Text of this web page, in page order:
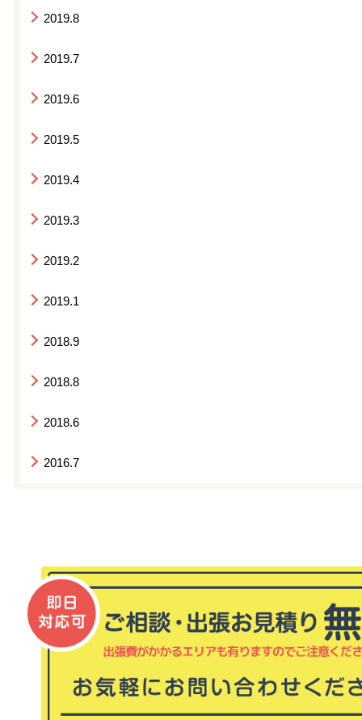
2019.8
2019.7
2019.6
2019.5
2019.4
2019.3
2019.2
2019.1
2018.9
2018.8
2018.6
2016.7